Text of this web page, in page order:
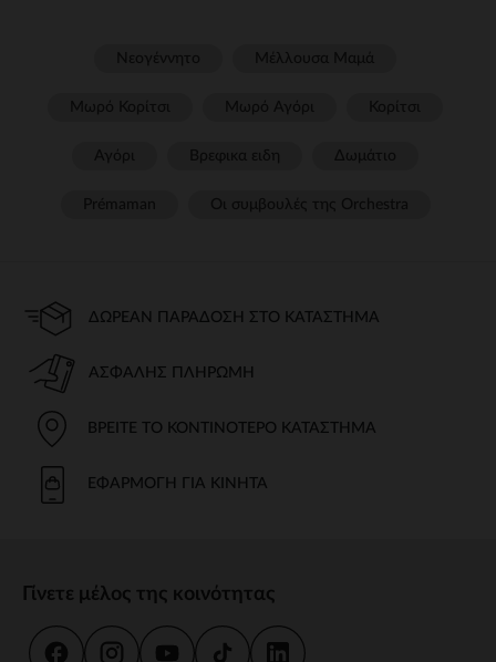
ΔΩΡΕΆΝ ΠΑΡΆΔΟΣΗ ΣΤΟ ΚΑΤΆΣΤΗΜΑ
ΑΣΦΑΛΉΣ ΠΛΗΡΩΜΉ
ΒΡΕΊΤΕ ΤΟ ΚΟΝΤΙΝΌΤΕΡΟ ΚΑΤΆΣΤΗΜΑ
ΕΦΑΡΜΟΓΉ ΓΙΑ ΚΙΝΗΤΆ
Γίνετε μέλος της κοινότητας